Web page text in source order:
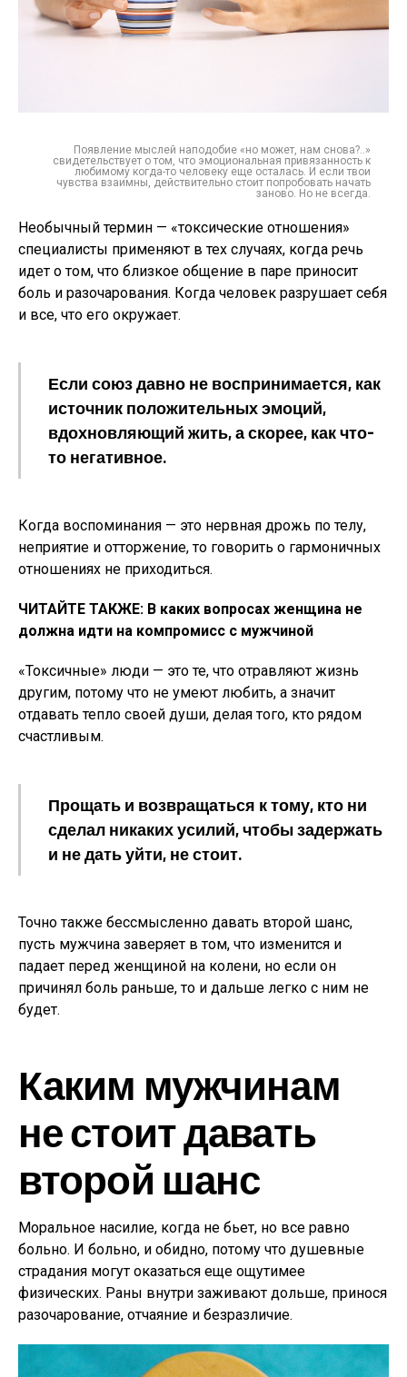
Появление мыслей наподобие «но может, нам снова?..»
свидетельствует о том, что эмоциональная привязанность к
любимому когда-то человеку еще осталась. И если твои
чувства взаимны, действительно стоит попробовать начать
заново. Но не всегда.
Необычный термин — «токсические отношения»
специалисты применяют в тех случаях, когда речь
идет о том, что близкое общение в паре приносит
боль и разочарования. Когда человек разрушает себя
и все, что его окружает.
Если союз давно не воспринимается, как
источник положительных эмоций,
вдохновляющий жить, а скорее, как что-
то негативное.
Когда воспоминания — это нервная дрожь по телу,
неприятие и отторжение, то говорить о гармоничных
отношениях не приходиться.
ЧИТАЙТЕ ТАКЖЕ: В каких вопросах женщина не
должна идти на компромисс с мужчиной
«Токсичные» люди — это те, что отравляют жизнь
другим, потому что не умеют любить, а значит
отдавать тепло своей души, делая того, кто рядом
счастливым.
Прощать и возвращаться к тому, кто ни
сделал никаких усилий, чтобы задержать
и не дать уйти, не стоит.
Точно также бессмысленно давать второй шанс,
пусть мужчина заверяет в том, что изменится и
падает перед женщиной на колени, но если он
причинял боль раньше, то и дальше легко с ним не
будет.
Каким мужчинам
не стоит давать
второй шанс
Моральное насилие, когда не бьет, но все равно
больно. И больно, и обидно, потому что душевные
страдания могут оказаться еще ощутимее
физических. Раны внутри заживают дольше, принося
разочарование, отчаяние и безразличие.